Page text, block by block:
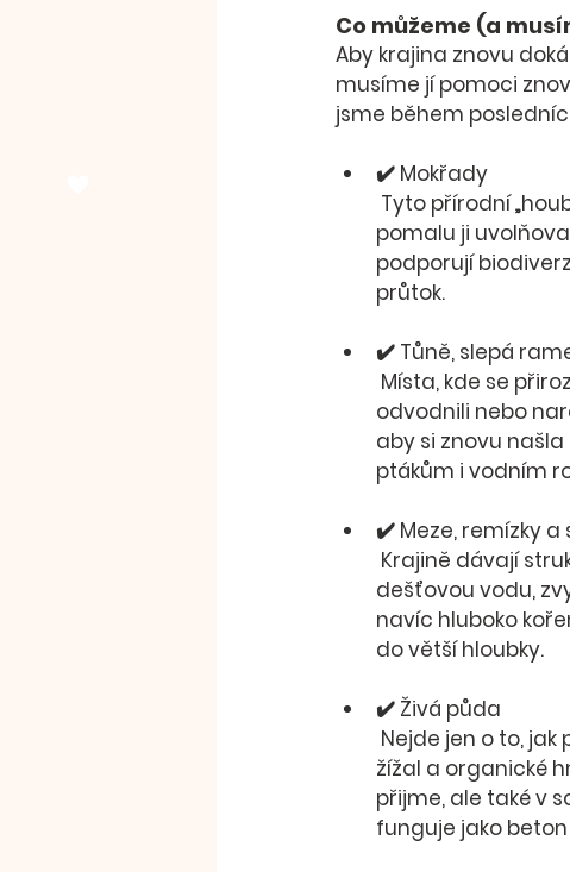
Co můžeme (a
Aby krajina znovu
musíme jí pomoci
jsme během
✔️ Mokřady
pomalu ji
podporují
průtok.
✔️ Tůně, slepá
odvodnili nebo
aby si znovu
ptákům i vodním
✔️ Meze, remízky
Krajině dávají
dešťovou vodu,
navíc hluboko
do větší hloubky.
✔️ Živá půda
žížal a organické
přijme, ale také v
funguje jako